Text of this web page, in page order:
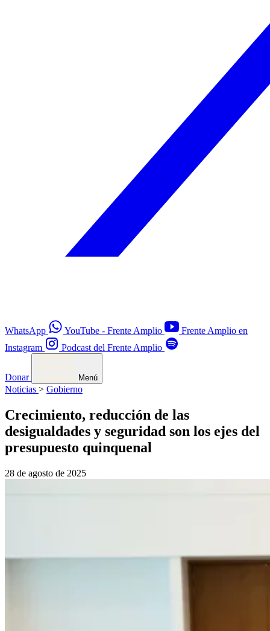
WhatsApp YouTube - Frente Amplio
Frente Amplio en
Instagram
Podcast del Frente Amplio
Donar Menú
Noticias > Gobierno
Crecimiento, reducción de las
desigualdades y seguridad son los ejes del
presupuesto quinquenal
28 de agosto de 2025